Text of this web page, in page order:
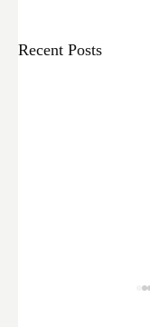
Recent Posts